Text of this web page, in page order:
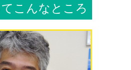
こんなところ